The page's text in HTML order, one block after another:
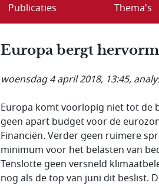
Publicaties Thema's
Europa bergt
woensdag 4 april 2018, 13:45,
Europa komt voorlopig niet tot de
geen apart budget voor de
Financiën. Verder geen ruimere
minimum voor het belasten van
Tenslotte geen versneld
nog als de top van juni dit beslist.